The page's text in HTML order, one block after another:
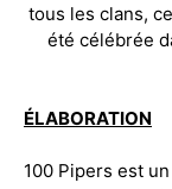
tous les clans,
été célébrée
ÉLABORATION
100 Pipers est